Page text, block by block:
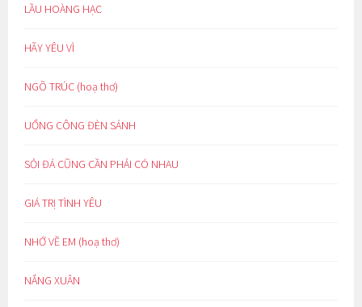
LẦU HOÀNG HẠC
HÃY YÊU VÌ
NGÕ TRÚC (hoạ thơ)
UỔNG CÔNG ĐÈN SÁNH
SỎI ĐÁ CŨNG CẦN PHẢI CÓ NHAU
GIÁ TRỊ TÌNH YÊU
NHỚ VỀ EM (hoạ thơ)
NẮNG XUÂN